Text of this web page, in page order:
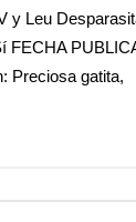
y Leu
FECHA
Preciosa gatita,